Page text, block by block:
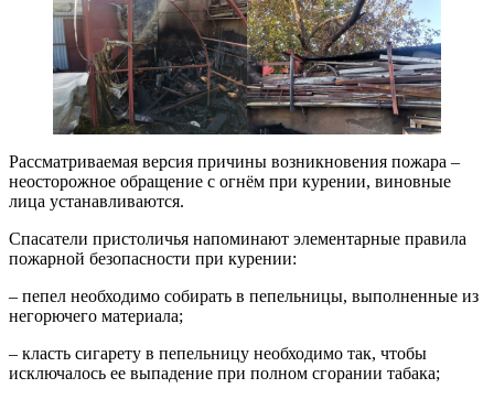
Рассматриваемая версия причины возникновения пожара –
неосторожное обращение с огнём при курении, виновные
лица устанавливаются.
Спасатели пристоличья напоминают элементарные правила
пожарной безопасности при курении:
– пепел необходимо собирать в пепельницы, выполненные из
негорючего материала;
– класть сигарету в пепельницу необходимо так, чтобы
исключалось ее выпадение при полном сгорании табака;